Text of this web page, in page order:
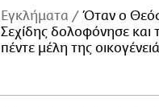
Εγκλήματα
Όταν ο
Σεχίδης δολοφόνησε και
πέντε μέλη της